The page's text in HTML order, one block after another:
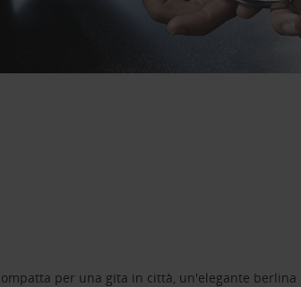
per una gita in città, un'elegante